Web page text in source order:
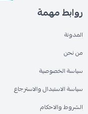
روابط مهمة
المدونة
من نحن
سياسة الخصوصية
سياسة الاستبدال والاسترجاع
الشروط والاحكام